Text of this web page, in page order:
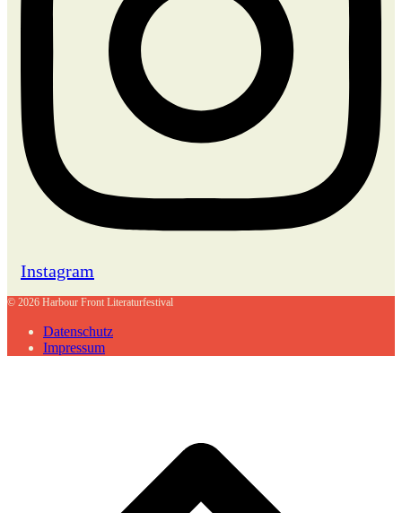
Instagram
© 2026 Harbour Front Literaturfestival
Datenschutz
Impressum